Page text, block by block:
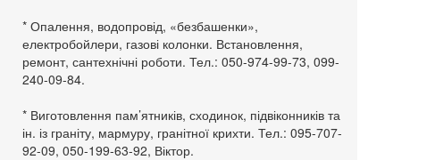
* Опалення, водопровід, «безбашенки»,
електробойлери, газові колонки. Встановлення,
ремонт, сантехнічні роботи. Тел.: 050-974-99-73, 099-
240-09-84.
* Виготовлення пам’ятників, сходинок, підвіконників та
ін. із граніту, мармуру, гранітної крихти. Тел.: 095-707-
92-09, 050-199-63-92, Віктор.